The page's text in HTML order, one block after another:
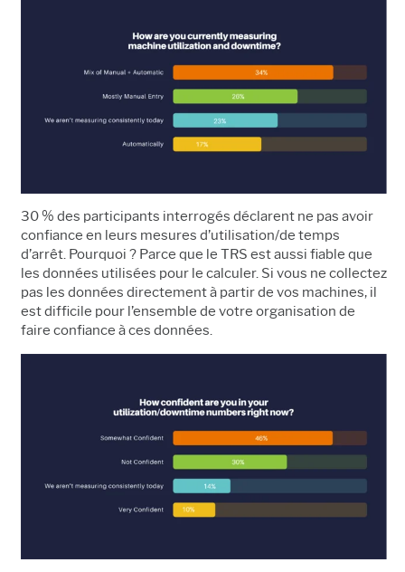
30 % des participants interrogés déclarent ne pas avoir
confiance en leurs mesures d’utilisation/de temps
d’arrêt. Pourquoi ? Parce que le TRS est aussi fiable que
les données utilisées pour le calculer. Si vous ne collectez
pas les données directement à partir de vos machines, il
est difficile pour l’ensemble de votre organisation de
faire confiance à ces données.